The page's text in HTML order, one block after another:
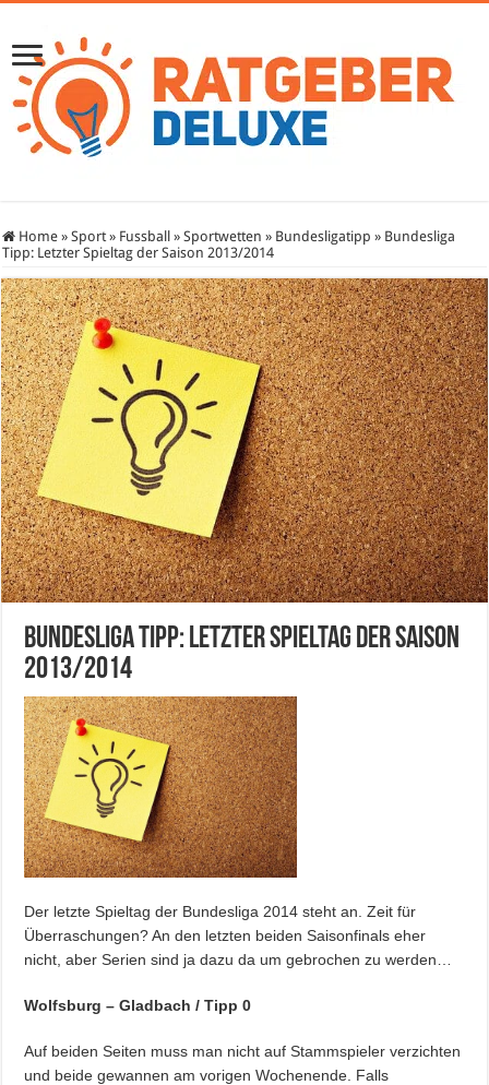
Home » Sport » Fussball » Sportwetten » Bundesligatipp » Bundesliga
Tipp: Letzter Spieltag der Saison 2013/2014
Bundesliga Tipp: Letzter Spieltag der Saison
2013/2014
Der letzte Spieltag der Bundesliga 2014 steht an. Zeit für
Überraschungen? An den letzten beiden Saisonfinals eher
nicht, aber Serien sind ja dazu da um gebrochen zu werden…
Wolfsburg – Gladbach / Tipp 0
Auf beiden Seiten muss man nicht auf Stammspieler verzichten
und beide gewannen am vorigen Wochenende. Falls